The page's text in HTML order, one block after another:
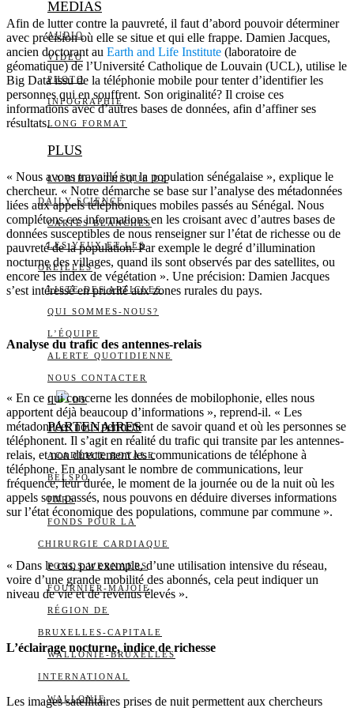
MEDIAS
AUDIO
VIDÉO
PHOTO
INFOGRAPHIE
LONG FORMAT
PLUS
LA BIBLIOTHÈQUE DE
DAILY SCIENCE
CARTES BLANCHES
LES YEUX ET LES
OREILLES
LISTE DES ARTICLES
QUI SOMMES-NOUS?
L’ÉQUIPE
ALERTE QUOTIDIENNE
NOUS CONTACTER
I DS
PARTENAIRES
ACADÉMIE ROYALE
BELSPO
FNRS
FONDS POUR LA
CHIRURGIE CARDIAQUE
FONDS WERNAERS
FOURNIER-MAJOIE
RÉGION DE
BRUXELLES-CAPITALE
WALLONIE-BRUXELLES
INTERNATIONAL
WALLONIE
Afin de lutter contre la pauvreté, il faut d’abord pouvoir déterminer
avec précision où elle se situe et qui elle frappe. Damien Jacques,
ancien doctorant au Earth and Life Institute (laboratoire de
géomatique) de l’Université Catholique de Louvain (UCL), utilise le
Big Data issu de la téléphonie mobile pour tenter d’identifier les
personnes qui en souffrent. Son originalité? Il croise ces
informations avec d’autres bases de données, afin d’affiner ses
résultats.
« Nous avons travaillé sur la population sénégalaise », explique le
chercheur. « Notre démarche se base sur l’analyse des métadonnées
liées aux appels téléphoniques mobiles passés au Sénégal. Nous
complétons ces informations en les croisant avec d’autres bases de
données susceptibles de nous renseigner sur l’état de richesse ou de
pauvreté de la population. Par exemple le degré d’illumination
nocturne des villages, quand ils sont observés par des satellites, ou
encore les index de végétation ». Une précision: Damien Jacques
s’est intéressé en priorité aux zones rurales du pays.
Analyse du trafic des antennes-relais
« En ce qui concerne les données de mobilophonie, elles nous
apportent déjà beaucoup d’informations », reprend-il. « Les
métadonnées nous permettent de savoir quand et où les personnes se
téléphonent. Il s’agit en réalité du trafic qui transite par les antennes-
relais, et non directement les communications de téléphone à
téléphone. En analysant le nombre de communications, leur
fréquence, leur durée, le moment de la journée ou de la nuit où les
appels sont passés, nous pouvons en déduire diverses informations
sur l’état économique des populations, commune par commune ».
« Dans le cas, par exemple, d’une utilisation intensive du réseau,
voire d’une grande mobilité des abonnés, cela peut indiquer un
niveau de vie et de revenus élevés ».
L’éclairage nocturne, indice de richesse
Les images satellitaires prises de nuit permettent aux chercheurs